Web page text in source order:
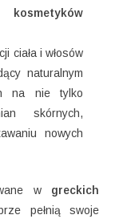
kosmetyków
ciała i włosów
naturalnym
na nie tylko
skórnych,
nowych
w greckich
pełnią swoje